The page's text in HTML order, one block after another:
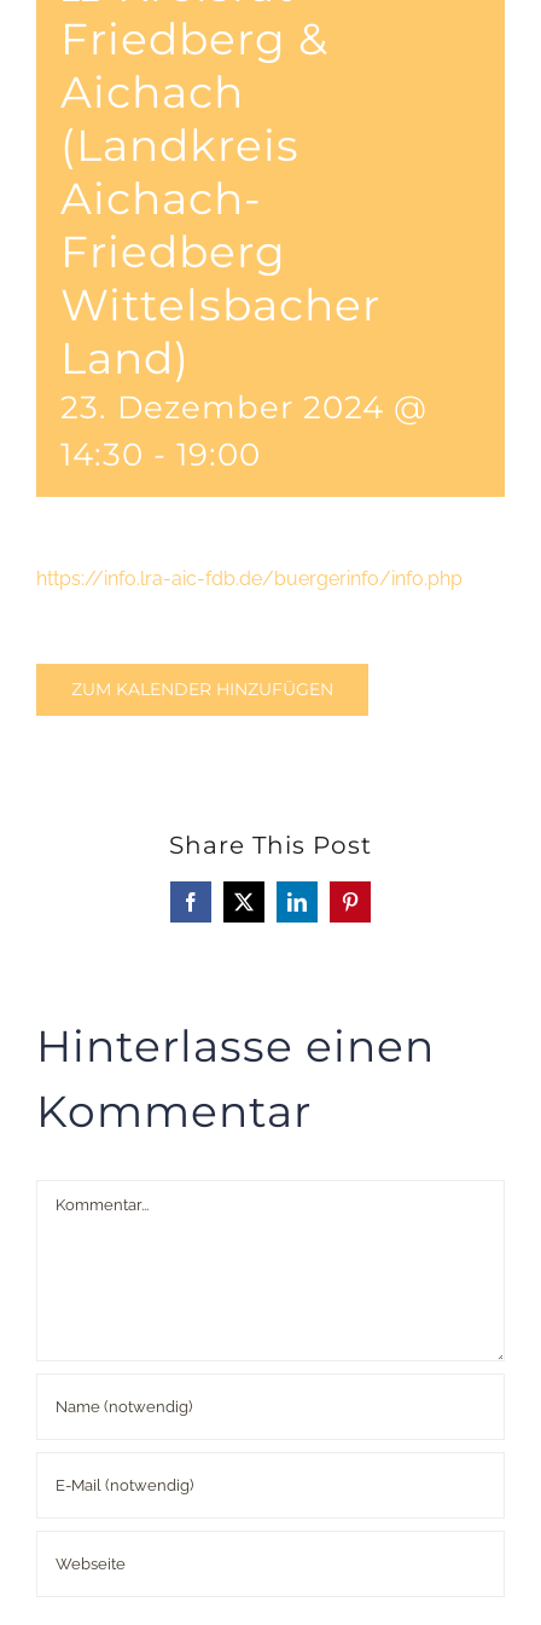
Friedberg &
Aichach
(Landkreis
Aichach-
Friedberg
Wittelsbacher
Land)
23. Dezember 2024 @
14:30 - 19:00
https://info.lra-aic-fdb.de/buergerinfo/info.php
ZUM KALENDER HINZUFÜGEN
Share This Post
Facebook
X LinkedInPinterest
Hinterlasse einen
Kommentar
Kommentar